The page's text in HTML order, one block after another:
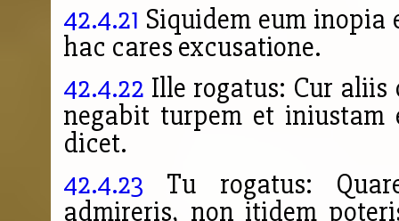
42.4.21 Siquidem eum
hac cares excusatione.
42.4.22 Ille rogatus: Cur
negabit turpem et iniustam
dicet.
42.4.23 Tu rogatus:
admireris, non itidem